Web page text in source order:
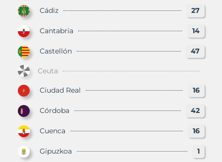
Cádiz 27
Cantabria 14
Castellón 47
Ceuta
Ciudad Real 16
Córdoba 42
Cuenca 16
Gipuzkoa 1